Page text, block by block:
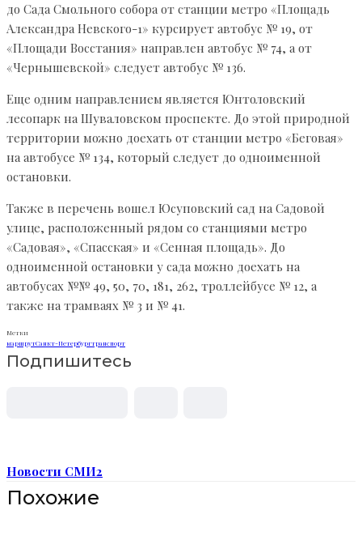
до Сада Смольного собора от станции метро «Площадь
Александра Невского-1» курсирует автобус № 19, от
«Площади Восстания» направлен автобус № 74, а от
«Чернышевской» следует автобус № 136.
Еще одним направлением является Юнтоловский
лесопарк на Шуваловском проспекте. До этой природной
территории можно доехать от станции метро «Беговая»
на автобусе № 134, который следует до одноименной
остановки.
Также в перечень вошел Юсуповский сад на Садовой
улице, расположенный рядом со станциями метро
«Садовая», «Спасская» и «Сенная площадь». До
одноименной остановки у сада можно доехать на
автобусах №№ 49, 50, 70, 181, 262, троллейбусе № 12, а
также на трамваях № 3 и № 41.
Метки
маршрутСанкт-Петербургтранспорт
Подпишитесь
Новости СМИ2
Похожие